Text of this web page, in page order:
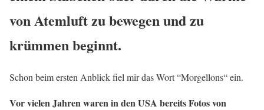
von Atemluft zu bewegen und zu
krümmen beginnt.
Schon beim ersten Anblick fiel mir das Wort “Morgellons“ ein.
Vor vielen Jahren waren in den USA bereits Fotos von